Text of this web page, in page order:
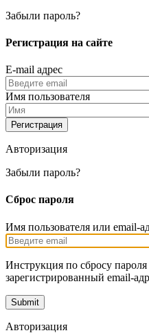
Забыли пароль?
Регистрация на сайте
E-mail адрес
Имя пользователя
Авторизация
Забыли пароль?
Сброс пароля
Имя пользователя или email-
Инструкция по сбросу
зарегистрированный email-
Авторизация